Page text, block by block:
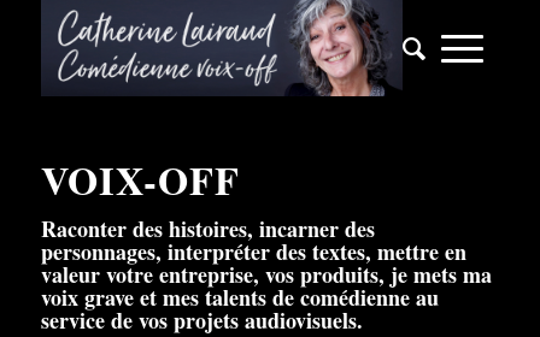
VOIX-OFF
Raconter des histoires, incarner des
personnages, interpréter des textes, mettre en
valeur votre entreprise, vos produits, je mets ma
voix grave et mes talents de comédienne au
service de vos projets audiovisuels.